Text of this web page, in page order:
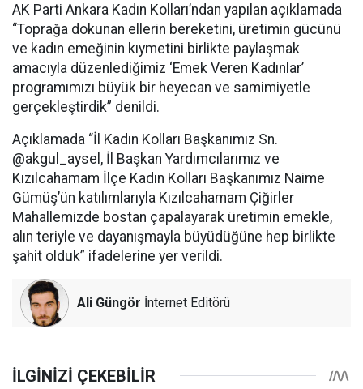
AK Parti Ankara Kadın Kolları’ndan yapılan açıklamada
“Toprağa dokunan ellerin bereketini, üretimin gücünü
ve kadın emeğinin kıymetini birlikte paylaşmak
amacıyla düzenlediğimiz ‘Emek Veren Kadınlar’
programımızı büyük bir heyecan ve samimiyetle
gerçekleştirdik” denildi.
Açıklamada “İl Kadın Kolları Başkanımız Sn.
@akgul_aysel, İl Başkan Yardımcılarımız ve
Kızılcahamam İlçe Kadın Kolları Başkanımız Naime
Gümüş’ün katılımlarıyla Kızılcahamam Çiğirler
Mahallemizde bostan çapalayarak üretimin emekle,
alın teriyle ve dayanışmayla büyüdüğüne hep birlikte
şahit olduk” ifadelerine yer verildi.
Ali Güngör İnternet Editörü